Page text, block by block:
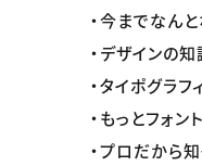
・今までなん
・デザインの
・タイポグラ
・もっとフォン
・プロだから